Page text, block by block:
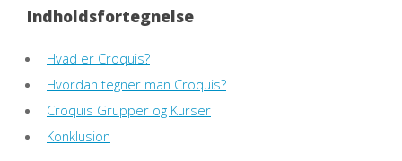
Indholdsfortegnelse
Hvad er Croquis?
Hvordan tegner man Croquis?
Croquis Grupper og Kurser
Konklusion